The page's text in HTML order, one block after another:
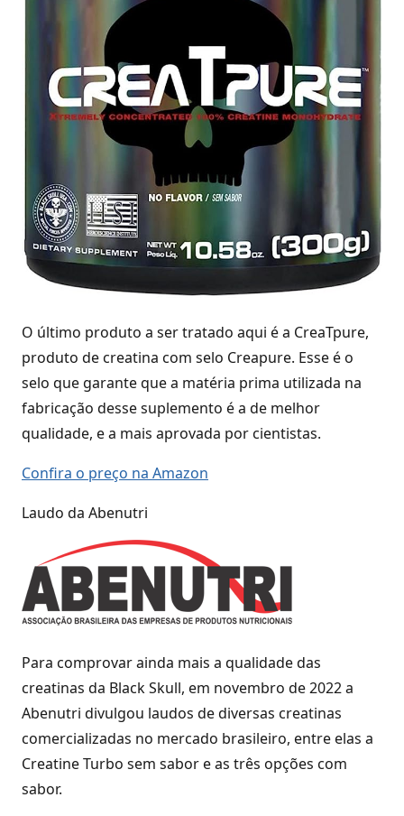
O último produto a ser tratado aqui é a CreaTpure,
produto de creatina com selo Creapure. Esse é o
selo que garante que a matéria prima utilizada na
fabricação desse suplemento é a de melhor
qualidade, e a mais aprovada por cientistas.
Confira o preço na Amazon
Laudo da Abenutri
Para comprovar ainda mais a qualidade das
creatinas da Black Skull, em novembro de 2022 a
Abenutri divulgou laudos de diversas creatinas
comercializadas no mercado brasileiro, entre elas a
Creatine Turbo sem sabor e as três opções com
sabor.